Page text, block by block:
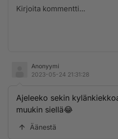
Anonyymi
2023-05-24 21:31:28
Ajeleeko sekin
muukin siellä😂
Äänestä